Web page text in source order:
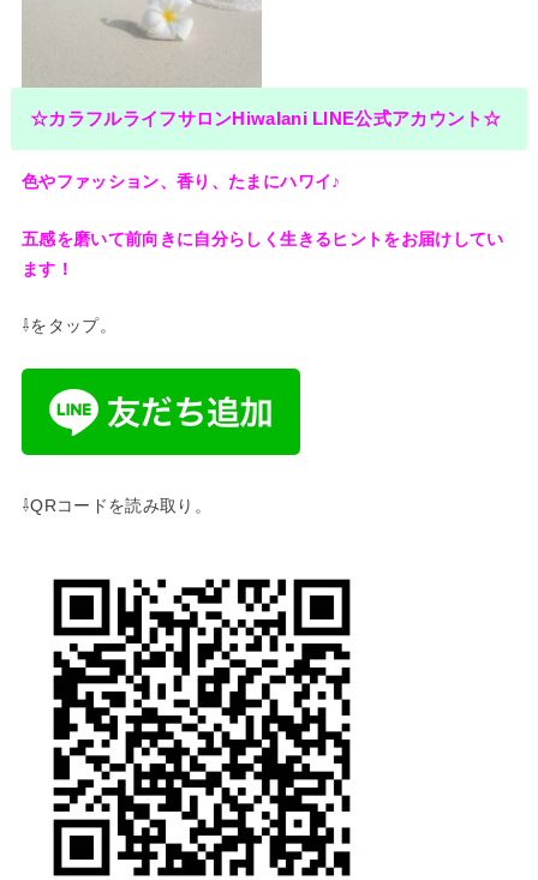
☆カラフルライフサロンHiwalani LINE公式アカウント☆
色やファッション、香り、たまにハワイ♪
五感を磨いて前向きに自分らしく生きるヒントをお届けしてい
ます！
⇩をタップ。
⇩QRコードを読み取り。